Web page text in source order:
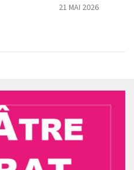
21 MAI 2026